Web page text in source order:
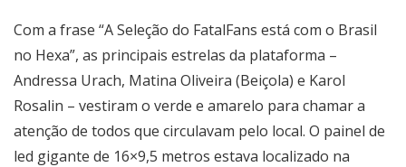
Com a frase “A Seleção do FatalFans está com o Brasil
no Hexa”, as principais estrelas da plataforma –
Andressa Urach, Matina Oliveira (Beiçola) e Karol
Rosalin – vestiram o verde e amarelo para chamar a
atenção de todos que circulavam pelo local. O painel de
led gigante de 16×9,5 metros estava localizado na